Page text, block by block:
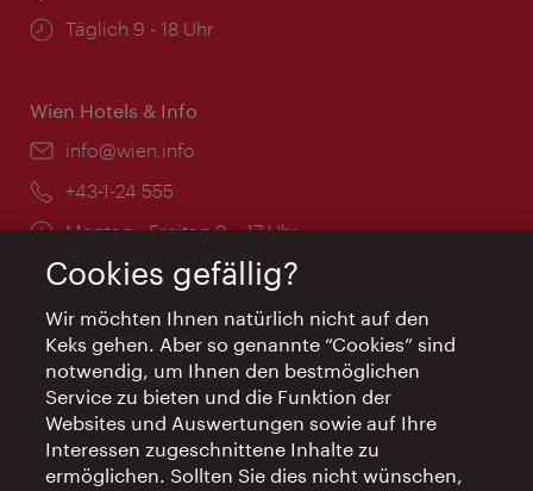
Öffnungszeiten:
Täglich 9 - 18 Uhr
Wien Hotels & Info
Email:
info@wien.info
Telefon:
+43-1-24 555
Öffnungszeiten:
Montag - Freitag 9 – 17 Uhr
Feiertags geschlossen
AI Concierge Wien
Ort:
concierge.wien.info
Öffnungszeiten:
Informationen rund um die Uhr
Cookies gefällig?
Wir möchten Ihnen natürlich nicht auf den
Keks gehen. Aber so genannte “Cookies” sind
notwendig, um Ihnen den bestmöglichen
Service zu bieten und die Funktion der
Websites und Auswertungen sowie auf Ihre
Interessen zugeschnittene Inhalte zu
ermöglichen. Sollten Sie dies nicht wünschen,